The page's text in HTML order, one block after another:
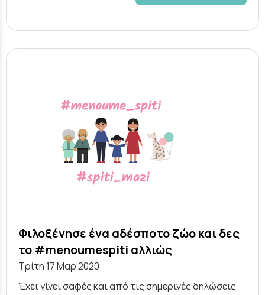
Φιλοξένησε ένα αδέσποτο ζώο και δες
το #menoumespiti αλλιώς
Τρίτη 17 Μαρ 2020
'Εχει γίνει σαφές και από τις σημερινές δηλώσεις